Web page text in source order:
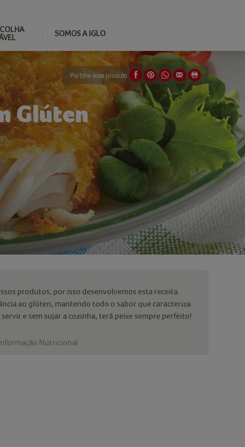
SOMOS A IGLO
Glúten
Partilhe este produto
produtos, por isso desenvolvemos esta receita
ao glúten, mantendo todo o sabor que caracteriza
e sem sujar a cozinha, terá peixe sempre perfeito!
Nutricional